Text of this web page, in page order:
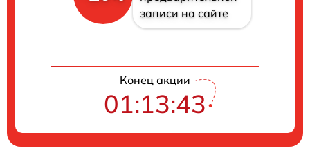
записи на сайте
Конец акции
01:13:42